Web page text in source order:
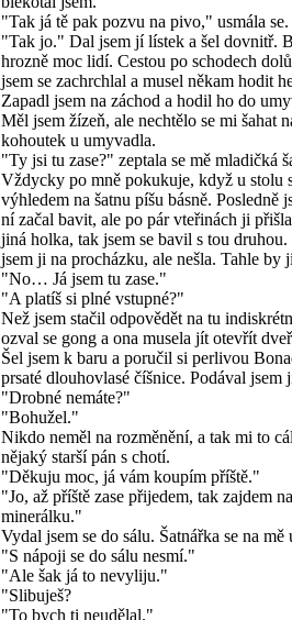
"Tak já tě pak pozvu na pivo," usmála se.
"Tak jo." Dal jsem jí lístek a šel dovnitř.
hrozně moc lidí. Cestou po schodech
jsem se zachrchlal a musel někam hodit
Zapadl jsem na záchod a hodil ho do
Měl jsem žízeň, ale nechtělo se mi šahat
kohoutek u umyvadla.
"Ty jsi tu zase?" zeptala se mě mladičká
Vždycky po mně pokukuje, když u stolu
výhledem na šatnu píšu básně. Posledně
ní začal bavit, ale po pár vteřinách ji
jiná holka, tak jsem se bavil s tou druhou.
jsem ji na procházku, ale nešla. Tahle by
"No… Já jsem tu zase."
"A platíš si plné vstupné?"
Než jsem stačil odpovědět na tu
ozval se gong a ona musela jít otevřít
Šel jsem k baru a poručil si perlivou
prsaté dlouhovlasé číšnice. Podával jsem
"Drobné nemáte?"
"Bohužel."
Nikdo neměl na rozměnění, a tak mi to
nějaký starší pán s chotí.
"Děkuju moc, já vám koupím příště."
"Jo, až příště zase přijedem, tak zajdem na
minerálku."
Vydal jsem se do sálu. Šatnářka se na mě
"S nápoji se do sálu nesmí."
"Ale šak já to nevyliju."
"Slibuješ?
"To bych ti neudělal."